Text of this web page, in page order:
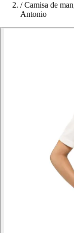
/ Camisa de
Antonio